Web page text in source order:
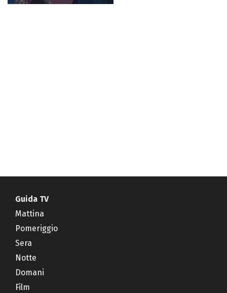
Guida TV
Mattina
Pomeriggio
Sera
Notte
Domani
Film